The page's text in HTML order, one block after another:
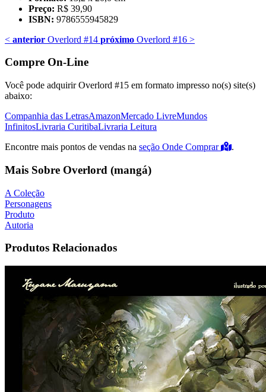
Preço: R$ 39,90
ISBN: 9786555945829
< anterior Overlord #14 próximo Overlord #16 >
Compre On-Line
Você pode adquirir Overlord #15 em formato impresso no(s) site(s)
abaixo:
Companhia das LetrasAmazonMercado LivreMundos
InfinitosLivraria CuritibaLivraria Leitura
Encontre mais pontos de vendas na seção Onde Comprar .
Mais Sobre Overlord (mangá)
A Coleção
Personagens
Produto
Autoria
Produtos Relacionados